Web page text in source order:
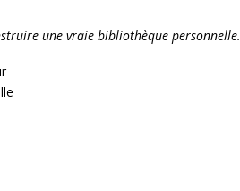
une vraie bibliothèque personnelle.